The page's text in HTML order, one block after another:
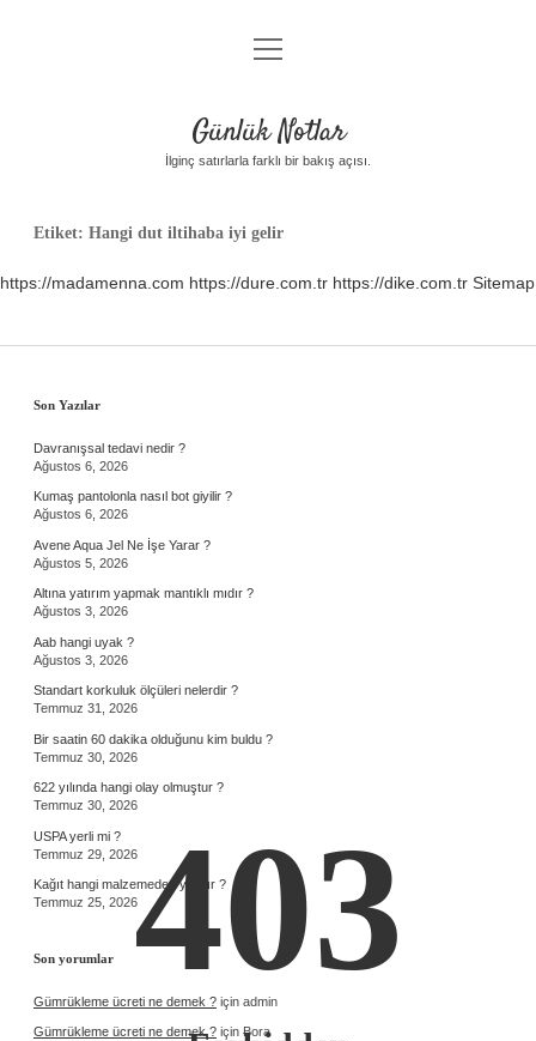
Anasayfa
Yasal Uyarı
menüyü
aç
Günlük Notlar
İlginç satırlarla farklı bir bakış açısı.
Etiket: Hangi dut iltihaba iyi gelir
https://madamenna.com https://dure.com.tr https://dike.com.tr Sitemap
Sidebar
Son Yazılar
Davranışsal tedavi nedir ?
Ağustos 6, 2026
Kumaş pantolonla nasıl bot giyilir ?
Ağustos 6, 2026
Avene Aqua Jel Ne İşe Yarar ?
Ağustos 5, 2026
Altına yatırım yapmak mantıklı mıdır ?
Ağustos 3, 2026
Aab hangi uyak ?
Ağustos 3, 2026
Standart korkuluk ölçüleri nelerdir ?
Temmuz 31, 2026
Bir saatin 60 dakika olduğunu kim buldu ?
Temmuz 30, 2026
622 yılında hangi olay olmuştur ?
Temmuz 30, 2026
USPA yerli mi ?
Temmuz 29, 2026
Kağıt hangi malzemeden yapılır ?
Temmuz 25, 2026
Son yorumlar
Gümrükleme ücreti ne demek ? için admin
Gümrükleme ücreti ne demek ? için Bora
403